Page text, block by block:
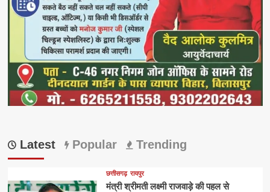
Latest Popular Trending
छत्तीसगढ़ रायपुर
मंत्री श्रीमती लक्ष्मी राजवाड़े की पहल से